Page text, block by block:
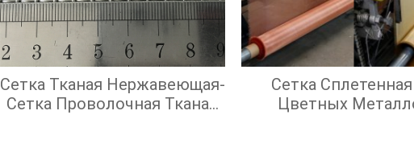
Сетка Тканая Нержавеющая-
Сетка Проволочная Тканая
Сетка
Цветных